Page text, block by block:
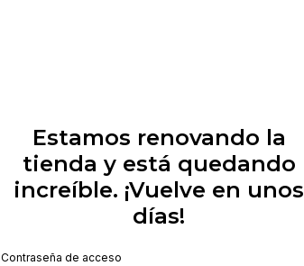
Estamos renovando la
tienda y está quedando
increíble. ¡Vuelve en unos
días!
Contraseña de acceso